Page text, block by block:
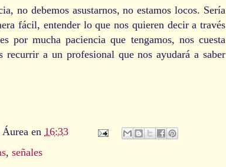
no debemos asustarnos, no estamos locos. Sería
fácil, entender lo que nos quieren decir a través
por mucha paciencia que tengamos, nos cuesta
recurrir a un profesional que nos ayudará a saber
en 16:33
, señales